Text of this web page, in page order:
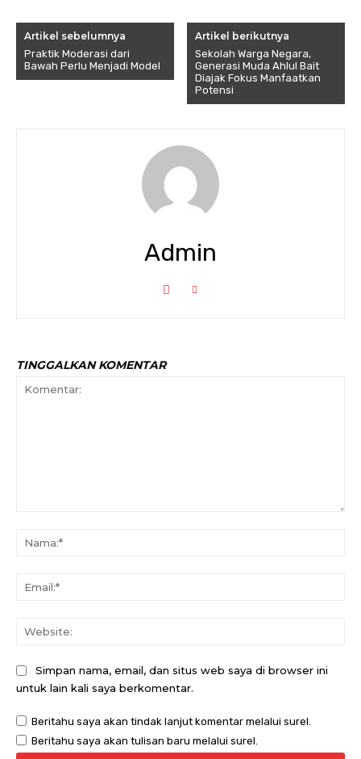
Artikel sebelumnya
Praktik Moderasi dari
Bawah Perlu Menjadi Model
Artikel berikutnya
Sekolah Warga Negara,
Generasi Muda Ahlul Bait
Diajak Fokus Manfaatkan
Potensi
Admin
TINGGALKAN KOMENTAR
Simpan nama, email, dan situs web saya di browser ini
untuk lain kali saya berkomentar.
Beritahu saya akan tindak lanjut komentar melalui surel.
Beritahu saya akan tulisan baru melalui surel.